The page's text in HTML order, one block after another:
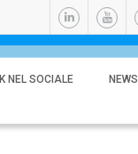
NEL SOCIALE NEWS